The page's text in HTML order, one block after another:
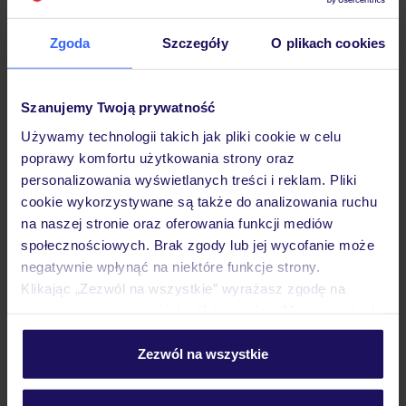
Zgoda Szczegóły O plikach cookies
Szanujemy Twoją prywatność
Używamy technologii takich jak pliki cookie w celu
poprawy komfortu użytkowania strony oraz
personalizowania wyświetlanych treści i reklam. Pliki
cookie wykorzystywane są także do analizowania ruchu
na naszej stronie oraz oferowania funkcji mediów
społecznościowych. Brak zgody lub jej wycofanie może
negatywnie wpłynąć na niektóre funkcje strony.
Klikając „Zezwól na wszystkie” wyrażasz zgodę na
personalizować swój wybór wchodząc w zakładkę
Szczegółowe informacje o plikach cookie znajdziesz
Zezwól na wszystkie
Hotel
Pokoje
Wyżywienie
Atrakcje
Ważne informacje